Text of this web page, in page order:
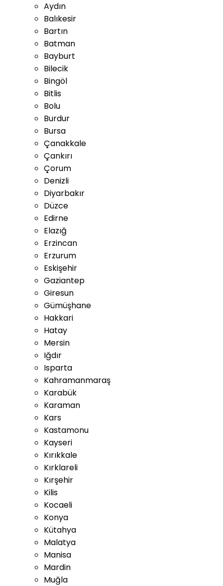
Aydın
Balıkesir
Bartın
Batman
Bayburt
Bilecik
Bingöl
Bitlis
Bolu
Burdur
Bursa
Çanakkale
Çankırı
Çorum
Denizli
Diyarbakır
Düzce
Edirne
Elazığ
Erzincan
Erzurum
Eskişehir
Gaziantep
Giresun
Gümüşhane
Hakkari
Hatay
Mersin
Iğdır
Isparta
Kahramanmaraş
Karabük
Karaman
Kars
Kastamonu
Kayseri
Kırıkkale
Kırklareli
Kırşehir
Kilis
Kocaeli
Konya
Kütahya
Malatya
Manisa
Mardin
Muğla